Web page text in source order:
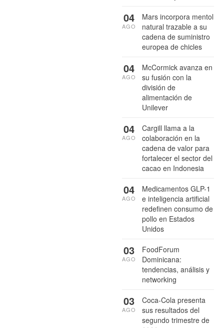
Mars incorpora mentol
natural trazable a su
cadena de suministro
europea de chicles
04
AGO
McCormick avanza en
su fusión con la
división de
alimentación de
Unilever
04
AGO
Cargill llama a la
colaboración en la
cadena de valor para
fortalecer el sector del
cacao en Indonesia
04
AGO
Medicamentos GLP-1
e inteligencia artificial
redefinen consumo de
pollo en Estados
Unidos
04
AGO
FoodForum
Dominicana:
tendencias, análisis y
networking
03
AGO
Coca-Cola presenta
sus resultados del
segundo trimestre de
03
AGO